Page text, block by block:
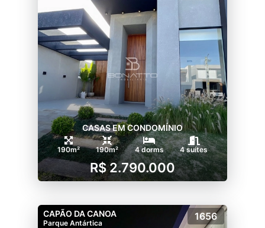
CASAS EM CONDOMÍNIO
190m² 190m² 4 dorms 4 suítes
R$ 2.790.000
CAPÃO DA CANOA
Parque Antártica
1656